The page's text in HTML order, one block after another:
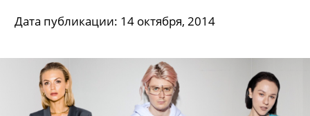
Дата публикации: 14 октября, 2014